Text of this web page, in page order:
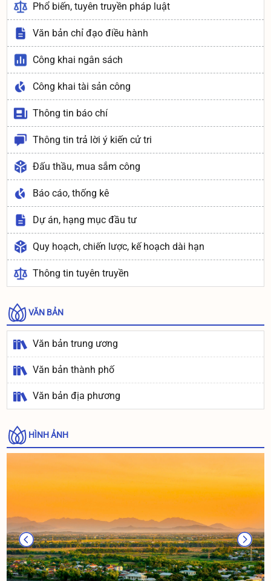
Phổ biến, tuyên truyền pháp luật
Văn bản chỉ đạo điều hành
Công khai ngân sách
Công khai tài sản công
Thông tin báo chí
Thông tin trả lời ý kiến cử tri
Đấu thầu, mua sắm công
Báo cáo, thống kê
Dự án, hạng mục đầu tư
Quy hoạch, chiến lược, kế hoạch dài hạn
Thông tin tuyên truyền
VĂN BẢN
Văn bản trung ương
Văn bản thành phố
Văn bản địa phương
HÌNH ẢNH